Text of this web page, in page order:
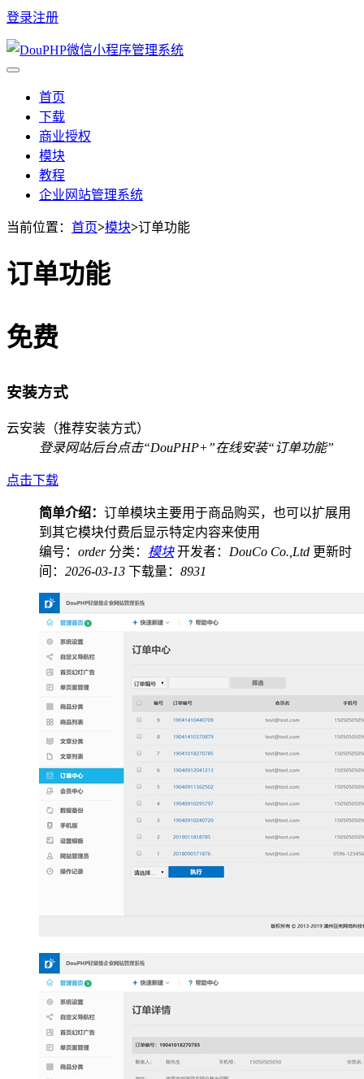
登录注册
首页
下载
商业授权
模块
教程
企业网站管理系统
当前位置： 首页>模块>订单功能
订单功能
免费
安装方式
云安装（推荐安装方式）
登录网站后台点击“DouPHP+”在线安装“订单功能”
点击下载
简单介绍： 订单模块主要用于商品购买，也可以扩展用
到其它模块付费后显示特定内容来使用
编号： order分类： 模块开发者： DouCo Co.,Ltd 更新时
间： 2026-03-13 下载量： 8931